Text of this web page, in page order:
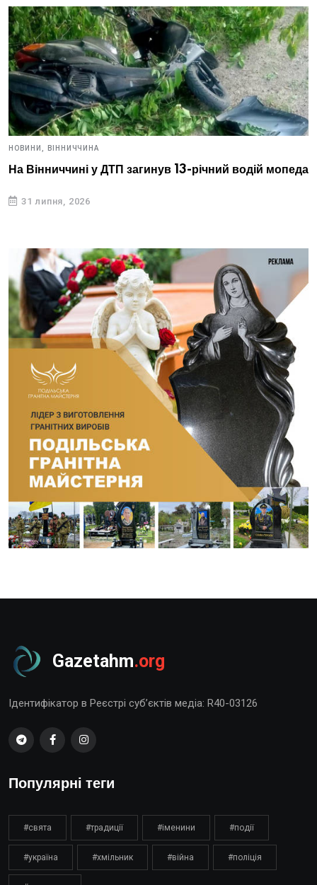
НОВИНИ, ВІННИЧЧИНА
На Вінниччині у ДТП загинув 13-річний водій мопеда
31 липня, 2026
Gazetahm.org
Ідентифікатор в Реєстрі суб’єктів медіа: R40-03126
Популярні теги
#свята #традиції #іменини #події
#україна #хмільник #війна #поліція